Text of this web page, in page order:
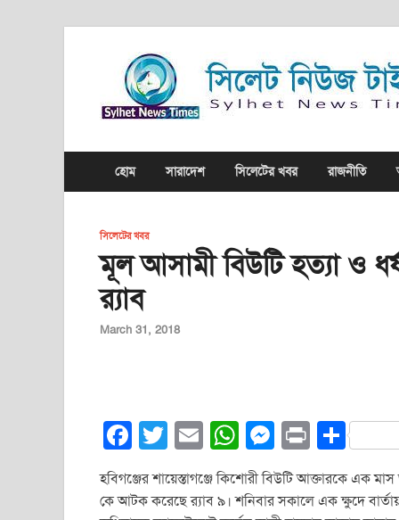
হোম সারাদেশ সিলেটের খবর রাজনীতি
সিলেটের খবর
মূল আসামী বিউটি হত্যা ও
র‌্যাব
March 31, 2018
F
c
T
wi
tt
E
m
ail
W
h
at
M
e
ss
Pr
in
t
S
ar
হবিগঞ্জের শায়েস্তাগঞ্জে কিশোরী বিউটি আক্তারকে এক
কে আটক করেছে র‌্যাব ৯। শনিবার সকালে এক ক্ষুদে